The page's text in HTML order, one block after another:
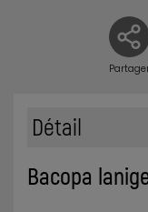
Détail
Bacopa